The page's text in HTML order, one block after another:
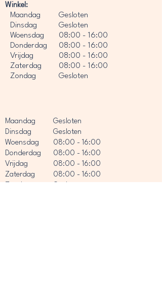
Maandag
Dinsdag
Woensdag
Donderdag
Vrijdag
Zaterdag
Gesloten
Gesloten
08:00 - 16:00
08:00 - 16:00
08:00 - 16:00
08:00 - 16:00
Winkel:
Maandag
Dinsdag
Woensdag
Donderdag
Vrijdag
Zaterdag
Zondag
Gesloten
Gesloten
08:00 - 16:00
08:00 - 16:00
08:00 - 16:00
08:00 - 16:00
Gesloten